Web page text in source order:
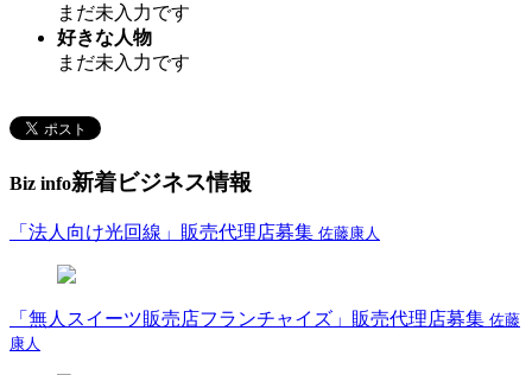
まだ未入力です
好きな人物
まだ未入力です
Biz info新着ビジネス情報
「法人向け光回線」販売代理店募集 佐藤康人
「無人スイーツ販売店フランチャイズ」販売代理店募集 佐藤
康人